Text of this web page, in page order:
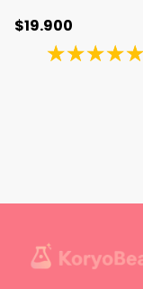
$19.900